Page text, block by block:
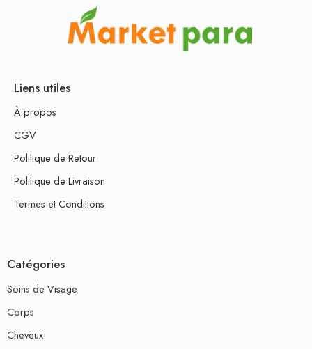
Liens utiles
À propos
CGV
Politique de Retour
Politique de Livraison
Termes et Conditions
Catégories
Soins de Visage
Corps
Cheveux